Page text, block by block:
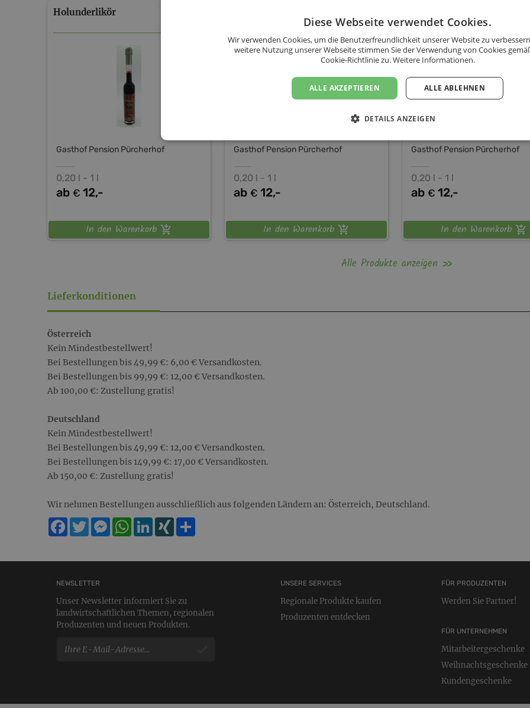
Holunderlikör
Gasthof Pension Pürcherhof
0,20 l - 1 l
ab € 12,-
In den Warenkorb
Gasthof Pension Pürcherhof
0,20 l - 1 l
ab € 12,-
In den Warenkorb
Gasthof Pension Pürcherhof
0,20 l - 1 l
ab € 12,-
In den Warenkorb
Alle Produkte anzeigen
Lieferkonditionen
Österreich
Kein Mindestbestellwert!
Bei Bestellungen bis 49,99 €: 6,00 € Versandkosten.
Bei Bestellungen bis 99,99 €: 12,00 € Versandkosten.
Ab 100,00 €: Zustellung gratis!
Deutschland
Kein Mindestbestellwert!
Bei Bestellungen bis 49,99 €: 12,00 € Versandkosten.
Bei Bestellungen bis 149,99 €: 17,00 € Versandkosten.
Ab 150,00 €: Zustellung gratis!
Wir nehmen Bestellungen ausschließlich aus folgenden Ländern an: Österreich, Deutschland.
Facebook
TwitterMessengerWhatsApp
LinkedInXING
NEWSLETTER
Unser Newsletter informiert Sie zu
landwirtschaftlichen Themen, regionalen
Produzenten und neuen Produkten.
UNSERE SERVICES
Regionale Produkte kaufen
Produzenten entdecken
FÜR PRODUZENTEN
Werden Sie Partner!
FÜR UNTERNEHMEN
Mitarbeitergeschenke
Weihnachtsgeschenke
Kundengeschenke
Diese Webseite verwendet Cookies.
Wir verwenden Cookies, um die Benutzerfreundlichkeit unserer Website zu
weitere Nutzung unserer Webseite stimmen Sie der Verwendung von Cookies
Cookie-Richtlinie zu.Weitere Informationen.
ALLE AKZEPTIEREN ALLE ABLEHNEN
DETAILS ANZEIGEN